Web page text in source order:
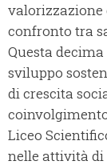
valorizzazione
confronto tra
Questa
sviluppo
di crescita
Liceo
nelle attività di